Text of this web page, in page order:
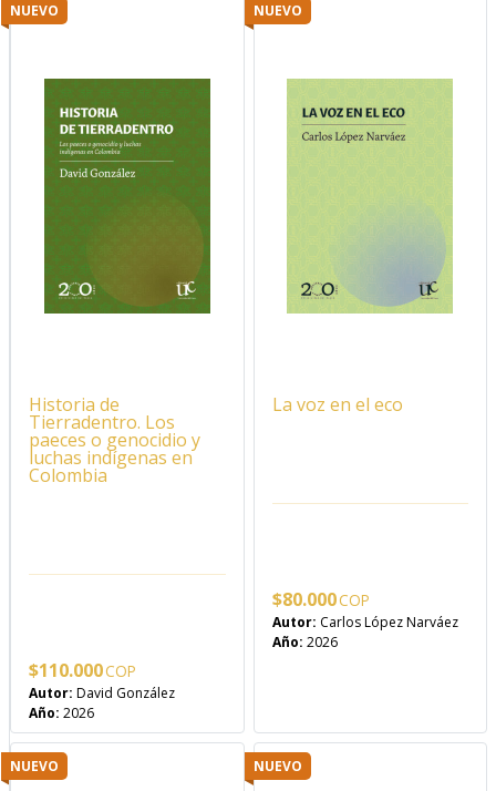
NUEVO
Historia de
Tierradentro. Los
paeces o genocidio y
luchas indígenas en
Colombia
$110.000
Autor: David González
Año: 2026
NUEVO
La voz en el eco
$80.000
Autor: Carlos López Narváez
Año: 2026
NUEVO NUEVO